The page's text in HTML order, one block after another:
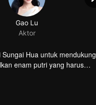
Hua untuk mendukung
enam putri yang harus